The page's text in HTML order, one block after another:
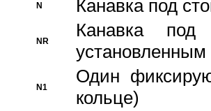
N Канавка под
NR
Канавка
N1
Один
кольце)